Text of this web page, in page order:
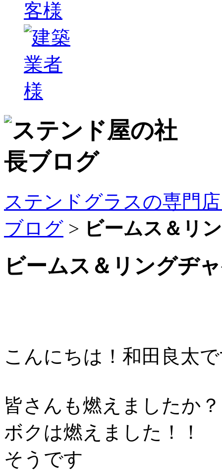
ステンドグラスの専門
ブログ > ビームス＆リ
ビームス＆リングヂ
こんにちは！和田良太
皆さんも燃えましたか？
ボクは燃えました！！
そうです